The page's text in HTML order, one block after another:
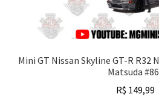
Mini GT Nissan Skyline GT-R R32
Matsuda
R$ 149,99